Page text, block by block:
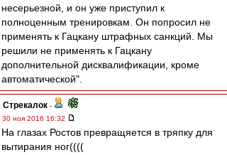
несерьезной, и он уже приступил к
полноценным тренировкам. Он попросил не
применять к Гацкану штрафных санкций. Мы
решили не применять к Гацкану
дополнительной дисквалификации, кроме
автоматической".
Стрекалок -
30 ноя 2016 16:32
На глазах Ростов превращяется в тряпку для
вытирания ног((((